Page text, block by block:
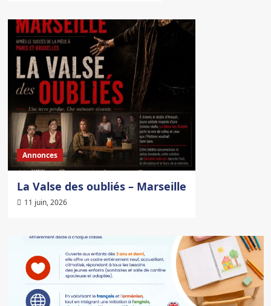
Annonces
La Valse des oubliés – Marseille
11 juin, 2026